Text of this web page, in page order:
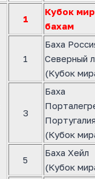
1
Кубок
бахам
1
Баха
Северный
(Кубок
3
Баха
Португалия
(Кубок
5
Баха Хейл
(Кубок